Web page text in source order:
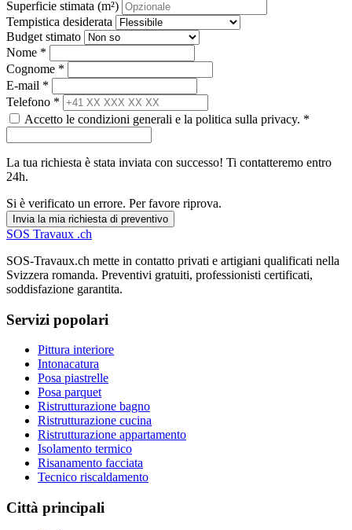
Superficie stimata (m²)
Tempistica desiderata
Budget stimato
Nome *
Cognome *
E-mail *
Telefono *
Accetto le condizioni generali e la politica sulla privacy. *
La tua richiesta è stata inviata con successo! Ti contatteremo entro
24h.
Si è verificato un errore. Per favore riprova.
Invia la mia richiesta di preventivo
SOS Travaux .ch
SOS-Travaux.ch mette in contatto privati e artigiani qualificati nella
Svizzera romanda. Preventivi gratuiti, professionisti certificati,
soddisfazione garantita.
Servizi popolari
Pittura interiore
Intonacatura
Posa piastrelle
Posa parquet
Ristrutturazione bagno
Ristrutturazione cucina
Ristrutturazione appartamento
Isolamento termico
Risanamento facciata
Tecnico riscaldamento
Città principali